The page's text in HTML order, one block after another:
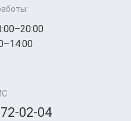
02-04